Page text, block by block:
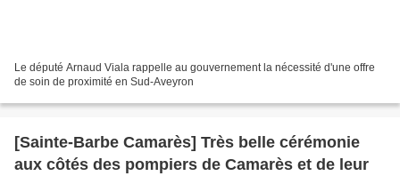
Le député Arnaud Viala rappelle au gouvernement la nécessité d'une offre
de soin de proximité en Sud-Aveyron
[Sainte-Barbe Camarès] Très belle cérémonie
aux côtés des pompiers de Camarès et de leur